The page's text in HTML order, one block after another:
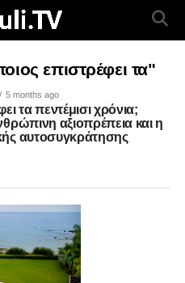
επιστρέφει τα"
5 months ago
τα πεντέμισι χρόνια;
αξιοπρέπεια και η
αυτοσυγκράτησης